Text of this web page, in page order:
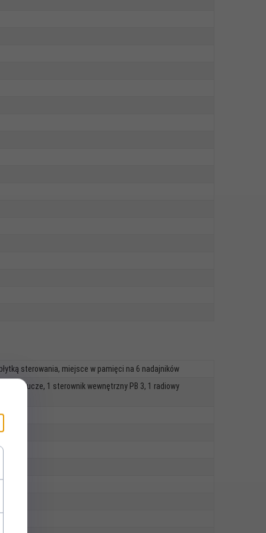
sterowania, miejsce w pamięci na 6 nadajników
na klucze, 1 sterownik wewnętrzny PB 3, 1 radiowy